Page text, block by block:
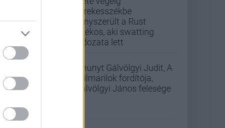
kerekesszékbe
kényszerült a Rust
játékos, aki swatting
áldozata lett
Elhunyt Gálvölgyi Judit, A
szilmarilok fordítója,
Gálvölgyi János felesége